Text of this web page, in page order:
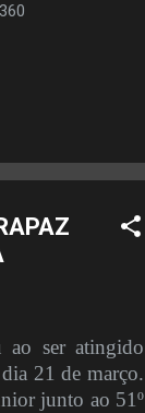
5360
ser atingido
21 de março.
junto ao 51º